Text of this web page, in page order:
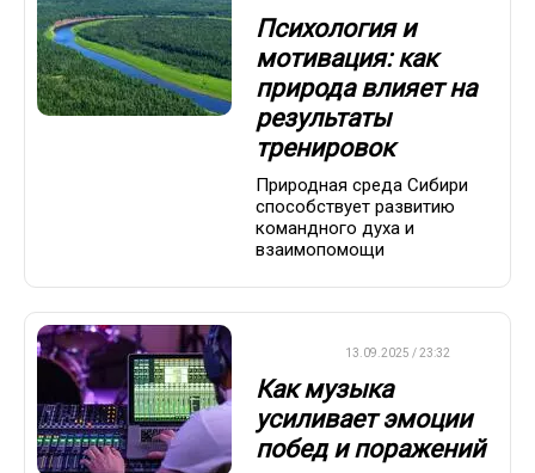
Психология и
мотивация: как
природа влияет на
результаты
тренировок
Природная среда Сибири
способствует развитию
командного духа и
взаимопомощи
13.09.2025 / 23:32
Как музыка
усиливает эмоции
побед и поражений